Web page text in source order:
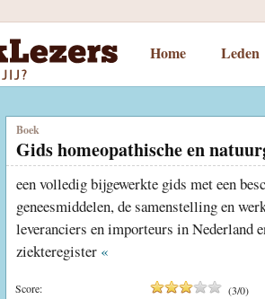
Home Leden
Boek
Gids homeopathische en
een volledig bijgewerkte gids met een
geneesmiddelen, de samenstelling en
leveranciers en importeurs in Nederland
ziekteregister «
Score: (3/0)